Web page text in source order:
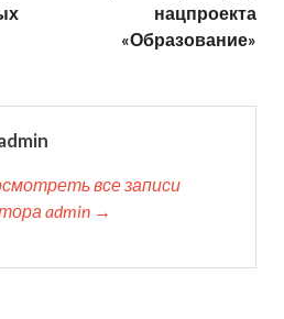
нацпроекта
«Образование»
все записи
admin →